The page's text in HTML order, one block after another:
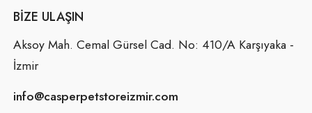
BIZE ULAŞIN
Aksoy Mah. Cemal Gürsel Cad. No: 410/A Karşıyaka -
İzmir
info@casperpetstoreizmir.com